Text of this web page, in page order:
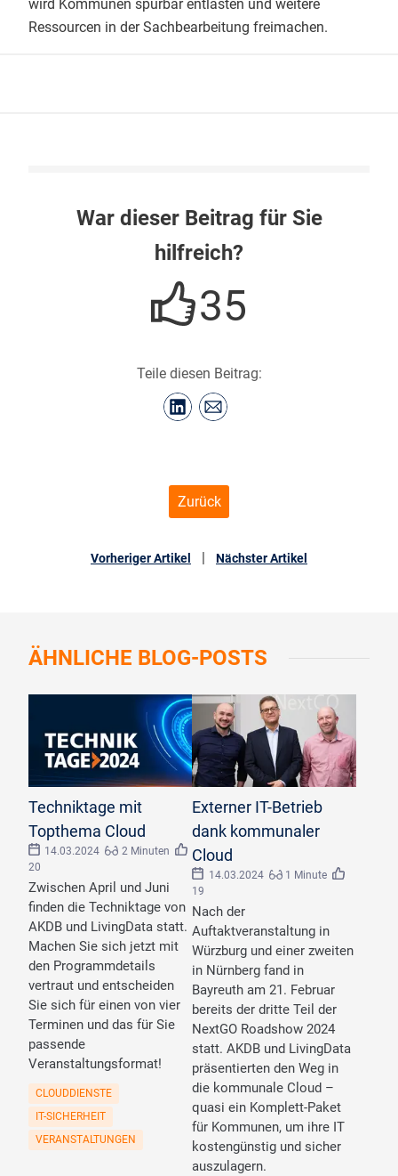
wird Kommunen spürbar entlasten und weitere
Ressourcen in der Sachbearbeitung freimachen.
War dieser Beitrag für Sie
hilfreich?
35
Teile diesen Beitrag:
Zurück
Vorheriger Artikel Nächster Artikel
ÄHNLICHE BLOG-POSTS
Techniktage mit
Topthema Cloud
14.03.2024
2 Minuten
20
Zwischen April und Juni
finden die Techniktage von
AKDB und LivingData statt.
Machen Sie sich jetzt mit
den Programmdetails
vertraut und entscheiden
Sie sich für einen von vier
Terminen und das für Sie
passende
Veranstaltungsformat!
CLOUDDIENSTE
IT-SICHERHEIT
VERANSTALTUNGEN
Externer IT-Betrieb
dank kommunaler
Cloud
14.03.2024
1 Minute
19
Nach der
Auftaktveranstaltung in
Würzburg und einer zweiten
in Nürnberg fand in
Bayreuth am 21. Februar
bereits der dritte Teil der
NextGO Roadshow 2024
statt. AKDB und LivingData
präsentierten den Weg in
die kommunale Cloud –
quasi ein Komplett-Paket
für Kommunen, um ihre IT
kostengünstig und sicher
auszulagern.